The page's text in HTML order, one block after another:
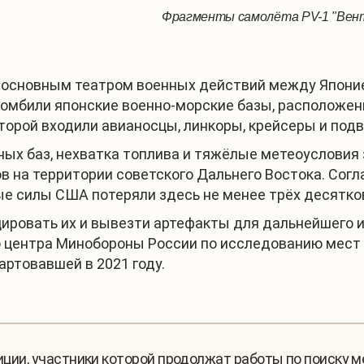
Фрагменты самолёта PV-1
театром военных действий между
японские военно-морские базы,
входили авианосцы, линкоры, крейсеры и
баз, нехватка топлива и тяжёлые
территории советского Дальнего Востока.
силы США потеряли здесь не менее трёх
их и вывезти артефакты для дальнейшего
Минобороны России по исследованию
в 2021 году.
участники которой продолжат работы по поиску